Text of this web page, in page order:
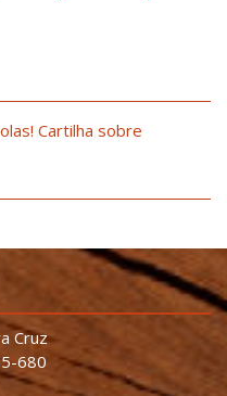
Cartilha sobre
Cruz
680